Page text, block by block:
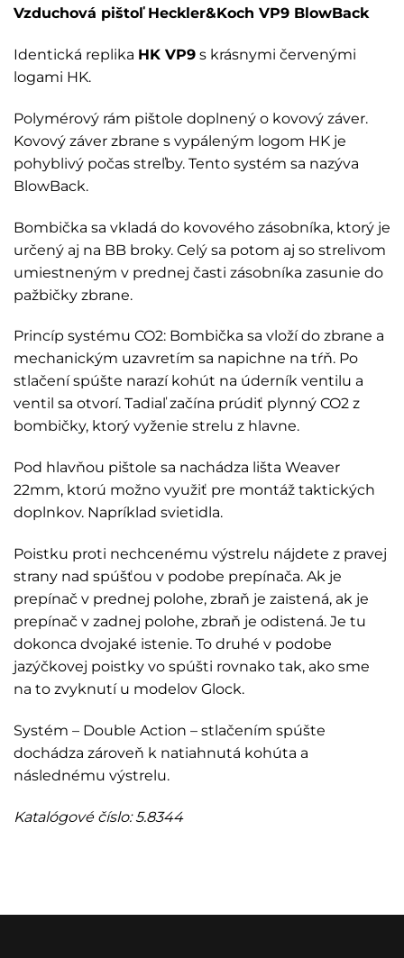
Vzduchová pištoľ Heckler&Koch VP9 BlowBack
Identická replika HK VP9 s krásnymi červenými
logami HK.
Polymérový rám pištole doplnený o kovový záver.
Kovový záver zbrane s vypáleným logom HK je
pohyblivý počas streľby. Tento systém sa nazýva
BlowBack.
Bombička sa vkladá do kovového zásobníka, ktorý je
určený aj na BB broky. Celý sa potom aj so strelivom
umiestneným v prednej časti zásobníka zasunie do
pažbičky zbrane.
Princíp systému CO2: Bombička sa vloží do zbrane a
mechanickým uzavretím sa napichne na tŕň. Po
stlačení spúšte narazí kohút na úderník ventilu a
ventil sa otvorí. Tadiaľ začína prúdiť plynný CO2 z
bombičky, ktorý vyženie strelu z hlavne.
Pod hlavňou pištole sa nachádza lišta Weaver
22mm, ktorú možno využiť pre montáž taktických
doplnkov. Napríklad svietidla.
Poistku proti nechcenému výstrelu nájdete z pravej
strany nad spúšťou v podobe prepínača. Ak je
prepínač v prednej polohe, zbraň je zaistená, ak je
prepínač v zadnej polohe, zbraň je odistená. Je tu
dokonca dvojaké istenie. To druhé v podobe
jazýčkovej poistky vo spúšti rovnako tak, ako sme
na to zvyknutí u modelov Glock.
Systém – Double Action – stlačením spúšte
dochádza zároveň k natiahnutá kohúta a
následnému výstrelu.
Katalógové číslo: 5.8344